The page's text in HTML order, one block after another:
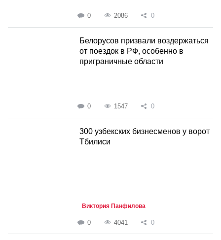
0 2086 0
Белорусов призвали воздержаться
от поездок в РФ, особенно в
приграничные области
0 1547 0
300 узбекских бизнесменов у ворот
Тбилиси
Виктория Панфилова
0 4041 0